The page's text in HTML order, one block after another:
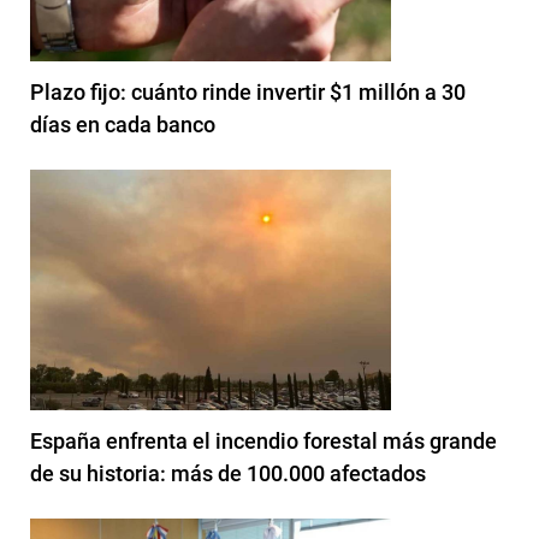
Plazo fijo: cuánto rinde invertir $1 millón a 30
días en cada banco
España enfrenta el incendio forestal más grande
de su historia: más de 100.000 afectados